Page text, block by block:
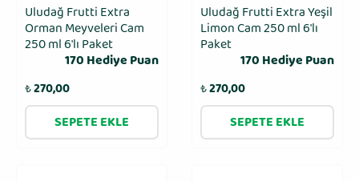
Uludağ Frutti Extra
Orman Meyveleri Cam
250 ml 6′lı Paket
170 Hediye Puan
₺270,00
SEPETE EKLE
Uludağ Frutti Extra Yeşil
Limon Cam 250 ml 6′lı
Paket
170 Hediye Puan
₺270,00
SEPETE EKLE